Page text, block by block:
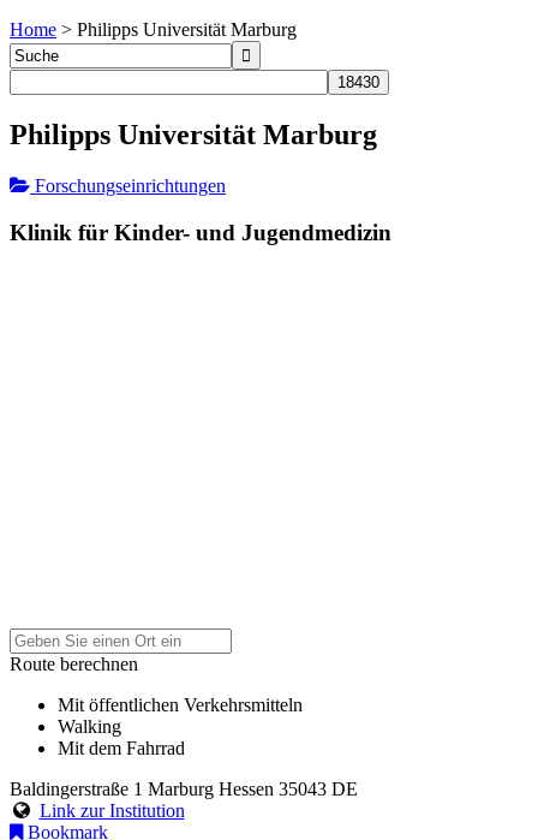
Home > Philipps Universität Marburg
Philipps Universität Marburg
Forschungseinrichtungen
Klinik für Kinder- und Jugendmedizin
Route berechnen
Mit öffentlichen Verkehrsmitteln
Walking
Mit dem Fahrrad
Baldingerstraße 1 Marburg Hessen 35043 DE
Link zur Institution
Bookmark